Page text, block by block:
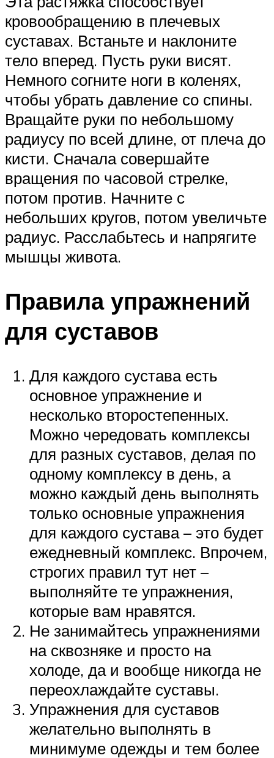
кровообращению в плечевых
суставах. Встаньте и наклоните
тело вперед. Пусть руки висят.
Немного согните ноги в коленях,
чтобы убрать давление со спины.
Вращайте руки по небольшому
радиусу по всей длине, от плеча до
кисти. Сначала совершайте
вращения по часовой стрелке,
потом против. Начните с
небольших кругов, потом увеличьте
радиус. Расслабьтесь и напрягите
мышцы живота.
Правила упражнений
для суставов
Для каждого сустава есть
основное упражнение и
несколько второстепенных.
Можно чередовать комплексы
для разных суставов, делая по
одному комплексу в день, а
можно каждый день выполнять
только основные упражнения
для каждого сустава – это будет
ежедневный комплекс. Впрочем,
строгих правил тут нет –
выполняйте те упражнения,
которые вам нравятся.
Не занимайтесь упражнениями
на сквозняке и просто на
холоде, да и вообще никогда не
переохлаждайте суставы.
Упражнения для суставов
желательно выполнять в
минимуме одежды и тем более